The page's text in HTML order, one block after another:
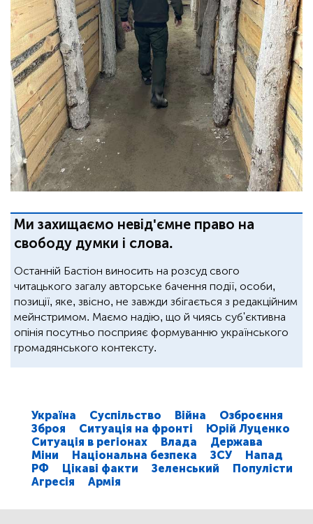
Ми захищаємо невід'ємне право на
свободу думки і слова.
Останній Бастіон виносить на розсуд свого
читацького загалу авторське бачення події, особи,
позиції, яке, звісно, не завжди збігається з редакційним
мейнстримом. Маємо надію, що й чиясь суб'єктивна
опінія посутньо посприяє формуванню українського
громадянського контексту.
Україна Суспільство Війна
Озброєння
Зброя
Ситуація на фронті
Юрій Луценко
Ситуація в регіонах
Влада
Держава
Міни
Національна безпека ЗСУ
Напад
РФ
Цікаві факти Зеленський
Популісти
Агресія
Армія